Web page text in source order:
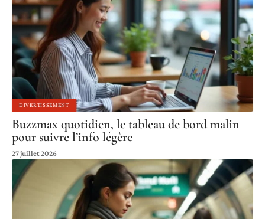
DIVERTISSEMENT
Buzzmax quotidien, le tableau de bord malin
pour suivre l’info légère
27 juillet 2026